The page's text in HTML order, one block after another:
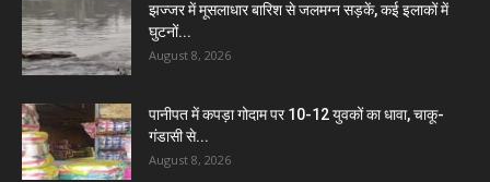
झज्जर में मूसलाधार बारिश से जलमग्न सड़कें, कई इलाकों में
घुटनों...
August 8, 2026
पानीपत में कपड़ा गोदाम पर 10-12 युवकों का धावा, चाकू-
गंडासी से...
August 8, 2026